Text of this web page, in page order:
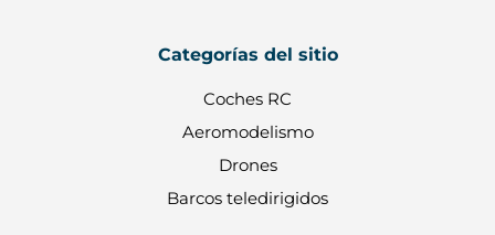
Categorías del sitio
Coches RC
Aeromodelismo
Drones
Barcos teledirigidos